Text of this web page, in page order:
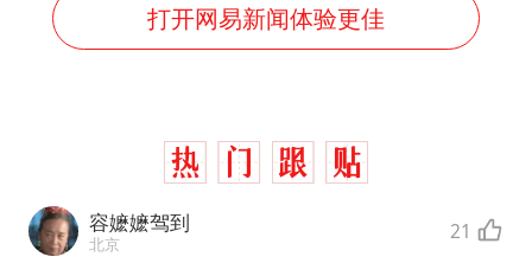
打开网易新闻体验更佳
容嬷嬷驾到
北京 21